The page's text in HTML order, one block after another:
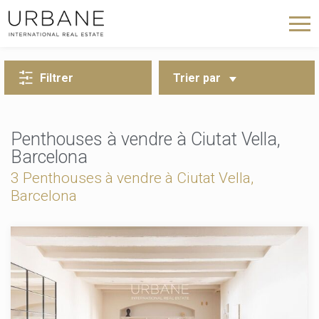
Filtrer Trier par
Penthouses à vendre à Ciutat Vella,
Barcelona
3 Penthouses à vendre à Ciutat Vella,
Barcelona